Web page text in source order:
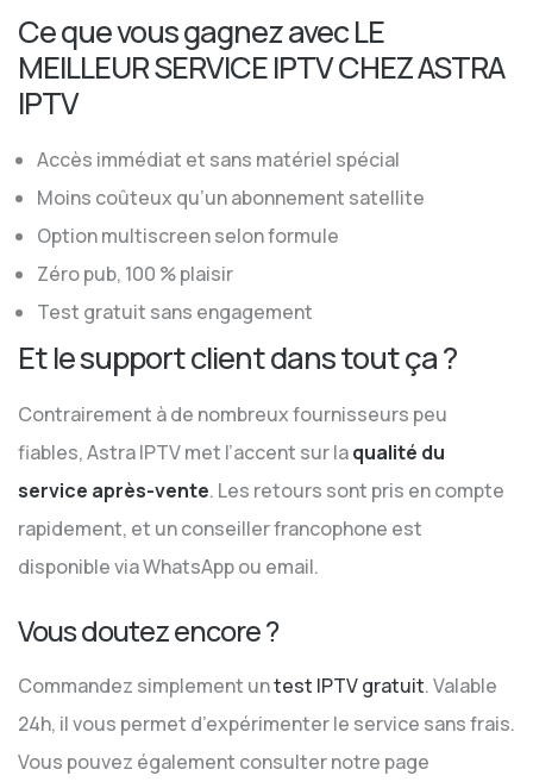
Ce que vous gagnez avec LE
MEILLEUR SERVICE IPTV CHEZ ASTRA
IPTV
Accès immédiat et sans matériel spécial
Moins coûteux qu’un abonnement satellite
Option multiscreen selon formule
Zéro pub, 100 % plaisir
Test gratuit sans engagement
Et le support client dans tout ça ?
Contrairement à de nombreux fournisseurs peu
fiables, Astra IPTV met l’accent sur laqualité du
service après-vente. Les retours sont pris en compte
rapidement, et un conseiller francophone est
disponible via WhatsApp ou email.
Vous doutez encore ?
Commandez simplement untest IPTV gratuit. Valable
24h, il vous permet d’expérimenter le service sans frais.
Vous pouvez également consulter notre page